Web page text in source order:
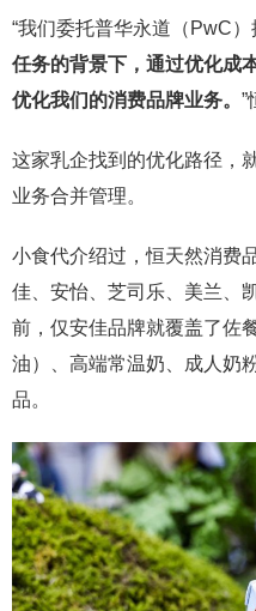
“我们委托普华永道（PwC）
任务的背景下，通过优化成
优化我们的消费品牌业务。 ”
这家乳企找到的优化路径，
业务合并管理。
小食代介绍过，恒天然消费
佳、安怡、芝司乐、美兰、
前，仅安佳品牌就覆盖了佐
油）、高端常温奶、成人奶
品。